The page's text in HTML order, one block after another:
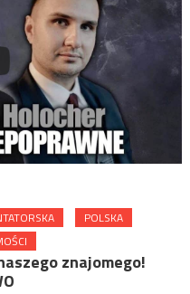
POLSKA
znajomego!